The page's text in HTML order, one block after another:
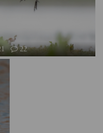
22